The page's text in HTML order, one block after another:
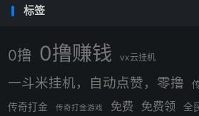
标签
0撸 0撸赚钱 vx云挂机
一斗米挂机，自动点赞，零撸
传奇打金
传奇打金游戏 免费 免费领 全